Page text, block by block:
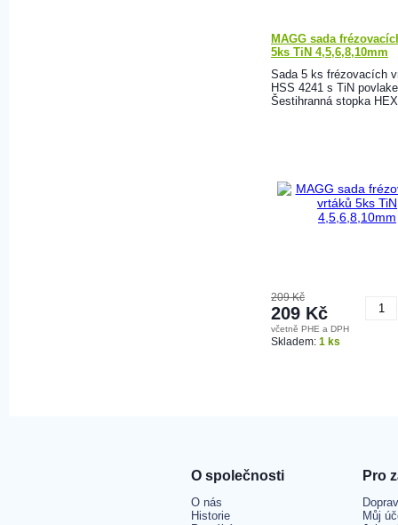
MAGG sada
5ks TiN 4,5,6,8,10mm
Sada 5 ks frézovacích
HSS 4241 s TiN
Šestihranná stopka
209 Kč
209 Kč
včetně PHE a DPH
Skladem: 1 ks
O společnosti
O nás
Historie
Pro
Můj